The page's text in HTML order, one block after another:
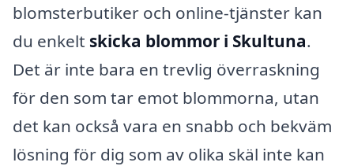
blomsterbutiker och online-tjänster kan
du enkelt skicka blommor i Skultuna.
Det är inte bara en trevlig överraskning
för den som tar emot blommorna, utan
det kan också vara en snabb och bekväm
lösning för dig som av olika skäl inte kan